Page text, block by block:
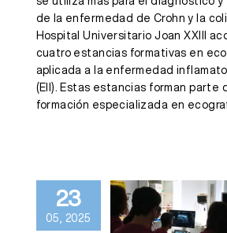
de la enfermedad de Crohn y la
Hospital Universitario Joan XXIII
cuatro estancias formativas en
aplicada a la enfermedad
(EII). Estas estancias forman parte
formación especializada en
23
05, 2025
consolida
Hospital